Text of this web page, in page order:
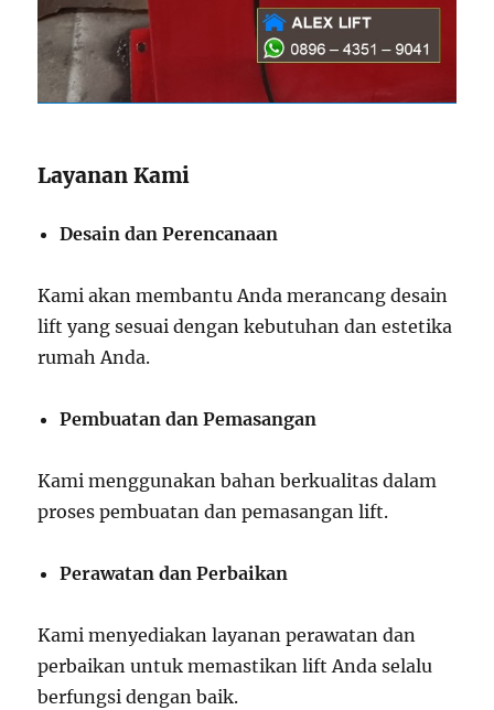
Layanan Kami
Desain dan Perencanaan
Kami akan membantu Anda merancang desain
lift yang sesuai dengan kebutuhan dan estetika
rumah Anda.
Pembuatan dan Pemasangan
Kami menggunakan bahan berkualitas dalam
proses pembuatan dan pemasangan lift.
Perawatan dan Perbaikan
Kami menyediakan layanan perawatan dan
perbaikan untuk memastikan lift Anda selalu
berfungsi dengan baik.